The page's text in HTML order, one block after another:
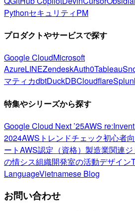
PythonセキュリティPM
プロダクトやサービスで探す
Google CloudMicrosoft
AzureLINEZendeskAuth0Tableau
マティカdbtDuckDBCloudflare
特集やシリーズから探す
Google Cloud Next ’25AWS
2024AWSトレンドチェック初心者
ートAWS認定（資格） 製造業関連
の情シス組織開発室の活動デザイン
LanguageVietnamese Blog
お問い合わせ